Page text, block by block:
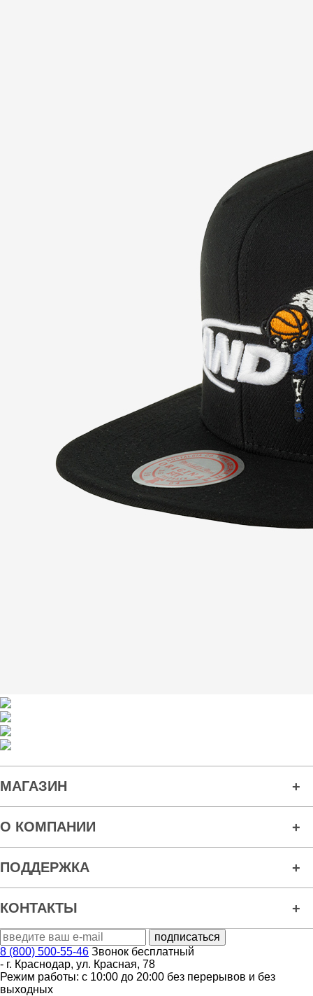
МАГАЗИН
О КОМПАНИИ
ПОДДЕРЖКА
КОНТАКТЫ
8 (800) 500-55-46 Звонок бесплатный
- г. Краснодар, ул. Красная, 78
Режим работы: с 10:00 до 20:00 без перерывов и без
выходных